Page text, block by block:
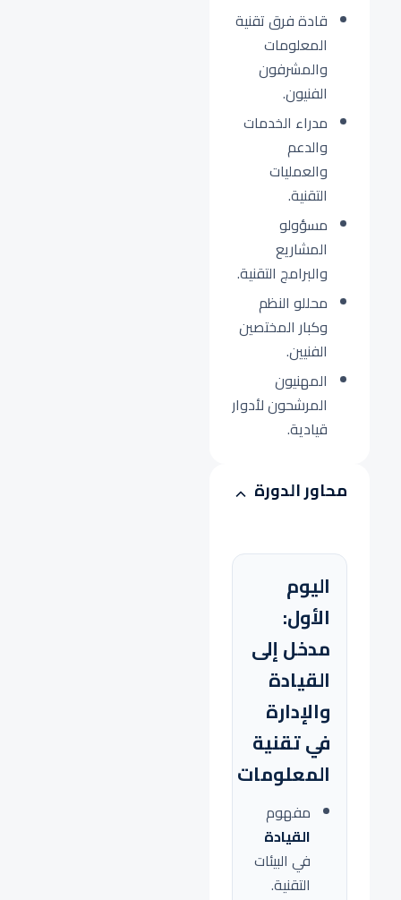
قادة فرق تقنية
المعلومات
والمشرفون
الفنيون.
مدراء الخدمات
والدعم
والعمليات
التقنية.
مسؤولو
المشاريع
والبرامج التقنية.
محللو النظم
وكبار المختصين
الفنيين.
المهنيون
المرشحون لأدوار
قيادية.
محاور الدورة
اليوم
الأول:
مدخل إلى
القيادة
والإدارة
في تقنية
المعلومات
مفهوم
القيادة
في البيئات
التقنية.